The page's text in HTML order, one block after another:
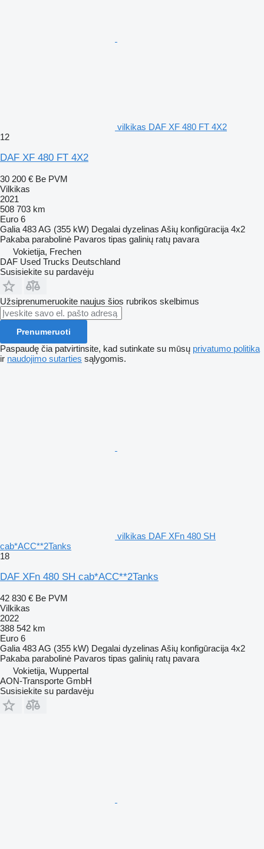
vilkikas DAF XF 480 FT 4X2
12
DAF XF 480 FT 4X2
30 200 € Be PVM
Vilkikas
2021
508 703 km
Euro 6
Galia 483 AG (355 kW) Degalai dyzelinas Ašių konfigūracija 4x2
Pakaba parabolinė Pavaros tipas galinių ratų pavara
Vokietija, Frechen
DAF Used Trucks Deutschland
Susisiekite su pardavėju
Užsiprenumeruokite naujus šios rubrikos skelbimus
Prenumeruoti
Paspaudę čia patvirtinsite, kad sutinkate su mūsų privatumo politika
ir naudojimo sutarties sąlygomis.
vilkikas DAF XFn 480 SH
cab*ACC**2Tanks
18
DAF XFn 480 SH cab*ACC**2Tanks
42 830 € Be PVM
Vilkikas
2022
388 542 km
Euro 6
Galia 483 AG (355 kW) Degalai dyzelinas Ašių konfigūracija 4x2
Pakaba parabolinė Pavaros tipas galinių ratų pavara
Vokietija, Wuppertal
AON-Transporte GmbH
Susisiekite su pardavėju